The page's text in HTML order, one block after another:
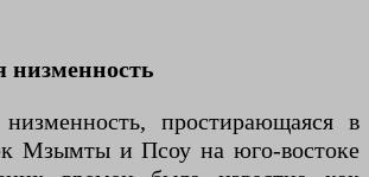
низменность
простирающаяся в
Мзымты и Псоу на юго-востоке